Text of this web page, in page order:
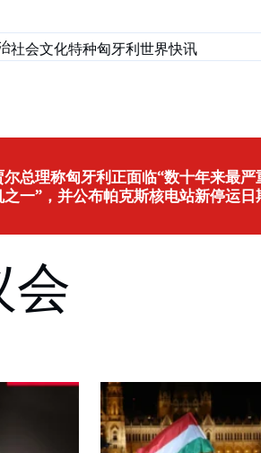
社会文化特种匈牙利世界快讯
尔总理称匈牙利正面临“数十年来最严
之一”，并公布帕克斯核电站新停运日
会